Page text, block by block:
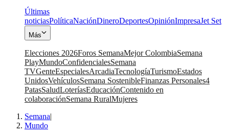
Últimas
noticiasPolíticaNaciónDineroDeportesOpiniónImpresaJet Set
Más
Elecciones 2026Foros SemanaMejor ColombiaSemana
PlayMundoConfidencialesSemana
TVGenteEspecialesArcadiaTecnologíaTurismoEstados
UnidosVehículosSemana SostenibleFinanzas Personales4
PatasSaludLoteríasEducaciónContenido en
colaboraciónSemana RuralMujeres
Semana|
Mundo